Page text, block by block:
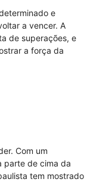
e
a vencer. A
de superações, e
a força da
Com um
parte de cima da
tem mostrado